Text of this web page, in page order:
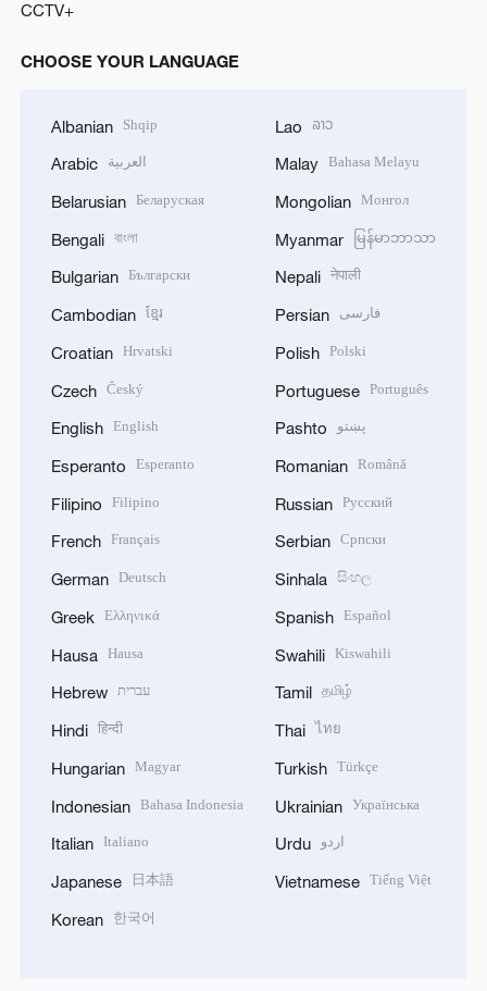
CCTV+
CHOOSE YOUR LANGUAGE
Albanian Shqip
Arabic العربية
Belarusian Беларуская
Bengali বাংলা
Bulgarian Български
Cambodian ខ្មែរ
Croatian Hrvatski
Czech Český
English English
Esperanto Esperanto
Filipino Filipino
French Français
German Deutsch
Greek Ελληνικά
Hausa Hausa
Hebrew עברית
Hindi हिन्दी
Hungarian Magyar
Indonesian Bahasa Indonesia
Italian Italiano
Japanese 日本語
Korean 한국어
Lao ລາວ
Malay Bahasa Melayu
Mongolian Монгол
Myanmar မြန်မာဘာသာ
Nepali नेपाली
Persian فارسی
Polish Polski
Portuguese Português
Pashto پښتو
Romanian Română
Russian Русский
Serbian Српски
Sinhala සිංහල
Spanish Español
Swahili Kiswahili
Tamil தமிழ்
Thai ไทย
Turkish Türkçe
Ukrainian Українська
Urdu اردو
Vietnamese Tiếng Việt